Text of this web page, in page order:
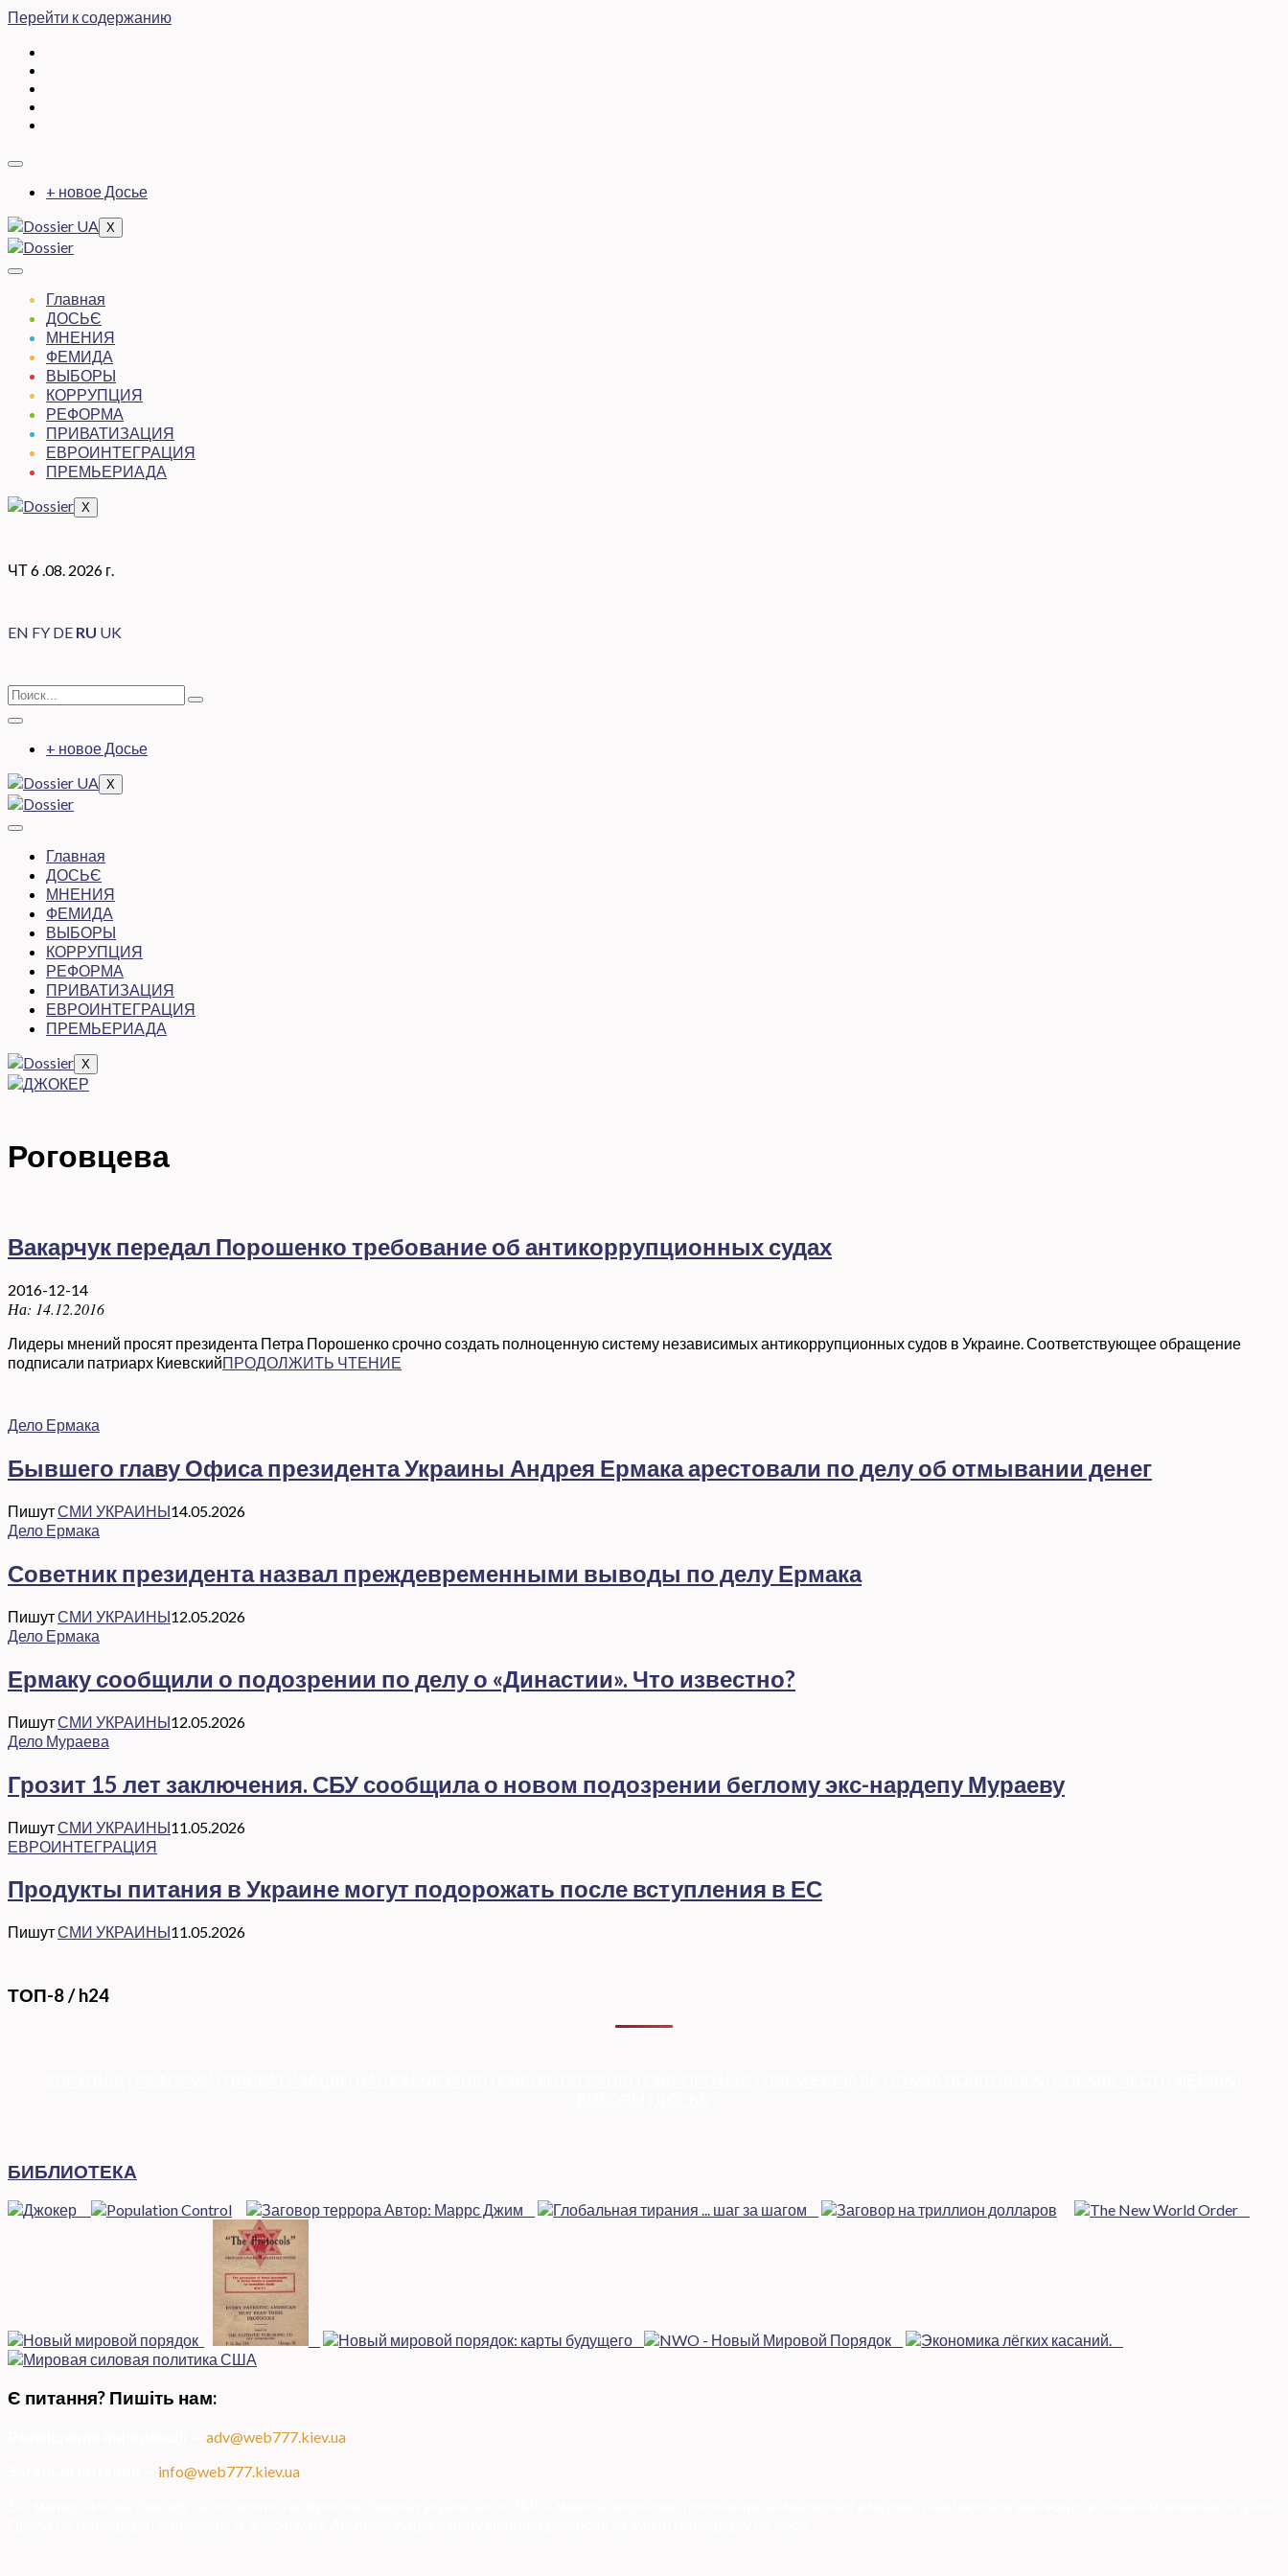
Перейти к содержанию
+ новое Досье
X
Главная
ДОСЬЄ
МНЕНИЯ
ФЕМИДА
ВЫБОРЫ
КОРРУПЦИЯ
РЕФОРМА
ПРИВАТИЗАЦИЯ
ЕВРОИНТЕГРАЦИЯ
ПРЕМЬЕРИАДА
X
ЧТ 6 .08. 2026 г.
EN FY DE RU UK
+ новое Досье
X
Главная
ДОСЬЄ
МНЕНИЯ
ФЕМИДА
ВЫБОРЫ
КОРРУПЦИЯ
РЕФОРМА
ПРИВАТИЗАЦИЯ
ЕВРОИНТЕГРАЦИЯ
ПРЕМЬЕРИАДА
X
Роговцева
Вакарчук передал Порошенко требование об антикоррупционных судах
2016-12-14
На: 14.12.2016
Лидеры мнений просят президента Петра Порошенко срочно создать полноценную систему независимых антикоррупционных судов в Украине. Соответствующее обращение
подписали патриарх КиевскийПРОДОЛЖИТЬ ЧТЕНИЕ
Дело Ермака
Бывшего главу Офиса президента Украины Андрея Ермака арестовали по делу об отмывании денег
ПишутСМИ УКРАИНЫ14.05.2026
Дело Ермака
Советник президента назвал преждевременными выводы по делу Ермака
ПишутСМИ УКРАИНЫ12.05.2026
Дело Ермака
Ермаку сообщили о подозрении по делу о «Династии». Что известно?
ПишутСМИ УКРАИНЫ12.05.2026
Дело Мураева
Грозит 15 лет заключения. СБУ сообщила о новом подозрении беглому экс-нардепу Мураеву
ПишутСМИ УКРАИНЫ11.05.2026
ЕВРОИНТЕГРАЦИЯ
Продукты питания в Украине могут подорожать после вступления в ЕС
ПишутСМИ УКРАИНЫ11.05.2026
ТОП-8 / h24
БИБЛИОТЕКА
Є питання? Пишіть нам:
adv@web777.kiev.ua
info@web777.kiev.ua